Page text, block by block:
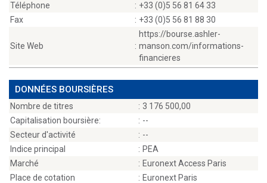
Téléphone
: +33 (0)5 56 81 64 33
Fax
: +33 (0)5 56 81 88 30
Site Web :
https://bourse.ashler-
manson.com/informations-
financieres
DONNÉES BOURSIÈRES
Nombre de titres : 3 176 500,00
Capitalisation boursière:
: --
Secteur d'activité
: --
Indice principal
: PEA
Marché
: Euronext Access Paris
Place de cotation
: Euronext Paris